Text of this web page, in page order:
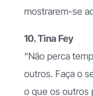
mostrarem-se
10. Tina Fey
“Não perca
outros. Faça o
o que os outros